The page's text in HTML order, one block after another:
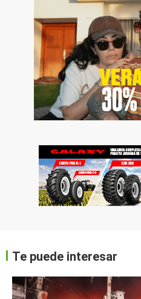
Te puede interesar